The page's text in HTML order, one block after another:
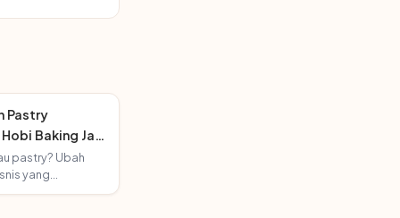
Pastry
Baking Jadi
pastry? Ubah
yang
memulai